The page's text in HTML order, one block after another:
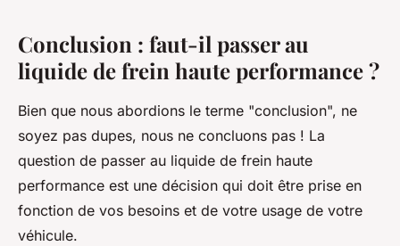
Conclusion : faut-il passer au
liquide de frein haute performance ?
Bien que nous abordions le terme "conclusion", ne
soyez pas dupes, nous ne concluons pas ! La
question de passer au liquide de frein haute
performance est une décision qui doit être prise en
fonction de vos besoins et de votre usage de votre
véhicule.